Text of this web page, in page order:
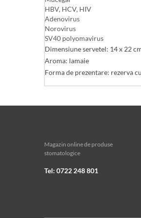
HBV, HCV, HIV
Adenovirus
Norovirus
SV40 polyomavirus
Dimensiune servetel: 14 x 22
Aroma: lamaie
Forma de prezentare: rezerva
Magazin online de produse
stomatologice
Tel: 0722 248 801